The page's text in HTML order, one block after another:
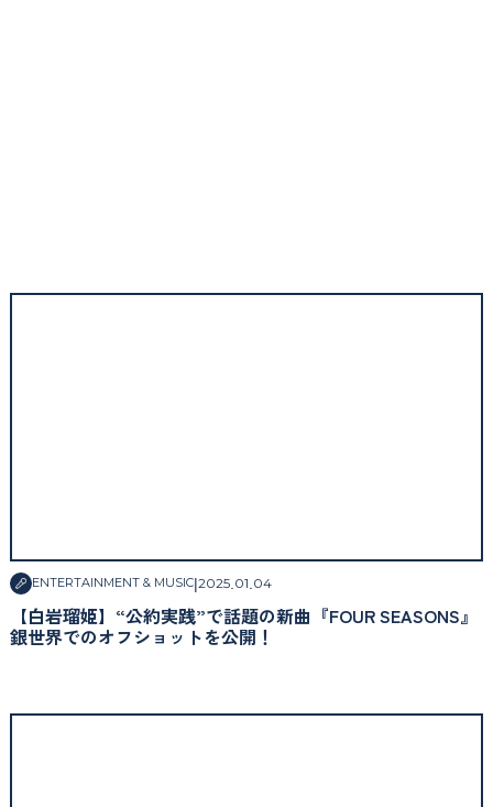
ENTERTAINMENT & MUSIC|2025. 01 04
【白岩瑠姫】“公約実践”で話題の新曲『FOUR SEASONS』
銀世界でのオフショットを公開！